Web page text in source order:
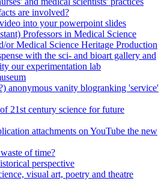
are involved?
into your powerpoint slides
Professors in Medical Science
or Medical Science Heritage Production
with the sci- and bioart gallery and
our experimentation lab
anonymous vanity blogranking 'service'
21st century science for future
attachments on YouTube the new
of time?
perspective
visual art, poetry and theatre